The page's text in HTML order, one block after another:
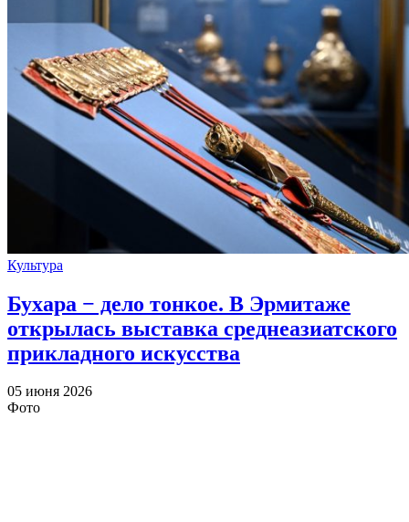
Культура
Бухара − дело тонкое. В Эрмитаже
открылась выставка среднеазиатского
прикладного искусства
05 июня 2026
Фото